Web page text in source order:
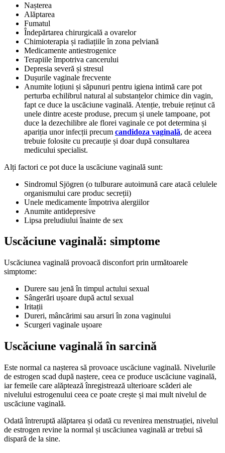
Nașterea
Alăptarea
Fumatul
Îndepărtarea chirurgicală a ovarelor
Chimioterapia și radiațiile în zona pelviană
Medicamente antiestrogenice
Terapiile împotriva cancerului
Depresia severă și stresul
Dușurile vaginale frecvente
Anumite loțiuni și săpunuri pentru igiena intimă care pot
perturba echilibrul natural al substanțelor chimice din vagin,
fapt ce duce la uscăciune vaginală. Atenție, trebuie reținut că
unele dintre aceste produse, precum și unele tampoane, pot
duce la dezechilibre ale florei vaginale ce pot determina și
apariția unor infecții precum candidoza vaginală, de aceea
trebuie folosite cu precauție și doar după consultarea
medicului specialist.
Alți factori ce pot duce la uscăciune vaginală sunt:
Sindromul Sjӧgren (o tulburare autoimună care atacă celulele
organismului care produc secreții)
Unele medicamente împotriva alergiilor
Anumite antidepresive
Lipsa preludiului înainte de sex
Uscăciune vaginală: simptome
Uscăciunea vaginală provoacă disconfort prin următoarele
simptome:
Durere sau jenă în timpul actului sexual
Sângerări ușoare după actul sexual
Iritații
Dureri, mâncărimi sau arsuri în zona vaginului
Scurgeri vaginale ușoare
Uscăciune vaginală în sarcină
Este normal ca nașterea să provoace uscăciune vaginală. Nivelurile
de estrogen scad după naștere, ceea ce produce uscăciune vaginală,
iar femeile care alăptează înregistrează ulterioare scăderi ale
nivelului estrogenului ceea ce poate crește și mai mult nivelul de
uscăciune vaginală.
Odată întreruptă alăptarea și odată cu revenirea menstruației, nivelul
de estrogen revine la normal și uscăciunea vaginală ar trebui să
dispară de la sine.